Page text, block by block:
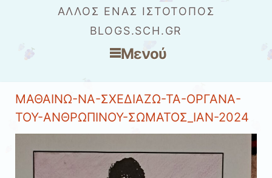
ΆΛΛΟΣ ΈΝΑΣ ΙΣΤΌΤΟΠΟΣ
BLOGS.SCH.GR
Μενού
ΜΑΘΑΙΝΩ-ΝΑ-ΣΧΕΔΙΑΖΩ-ΤΑ-ΟΡΓΑΝΑ-
ΤΟΥ-ΑΝΘΡΩΠΙΝΟΥ-ΣΩΜΑΤΟΣ_ΙΑΝ-2024